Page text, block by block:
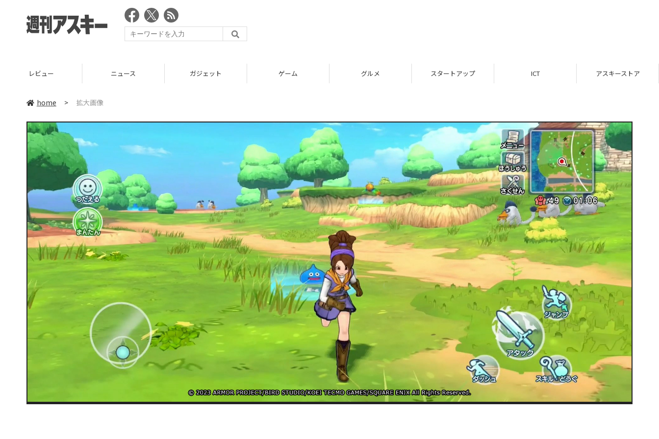
レビュー ニュース ガジェット ゲーム グルメ スタートアップ ICT アスキーストア
home > 拡大画像